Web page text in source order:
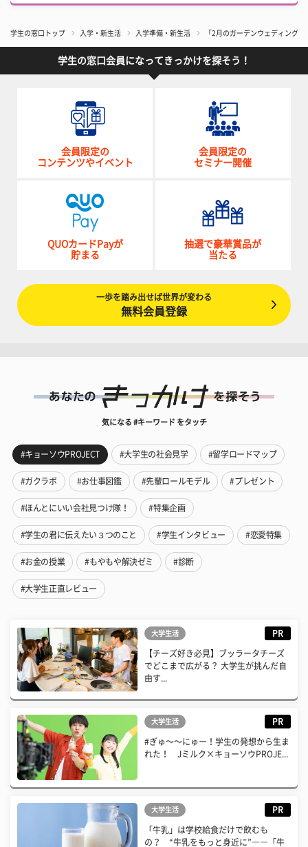
学生の窓口トップ 入学・新生活 入学準備・新生活 「2月のガーデンウェディング
学生の窓口会員になってきっかけを探そう！
会員限定の
コンテンツやイベント
会員限定の
セミナー開催
QUOカードPayが
貯まる
抽選で豪華賞品が
当たる
一歩を踏み出せば世界が変わる
無料会員登録
気になる #キーワード をタッチ
#キョーソウPROJECT #大学生の社会見学 #留学ロードマップ
#ガクラボ #お仕事図鑑 #先輩ロールモデル #プレゼント
#ほんとにいい会社見つけ隊！ #特集企画
#学生の君に伝えたい３つのこと #学生インタビュー #恋愛特集
#お金の授業 #もやもや解決ゼミ #診断
#大学生正直レビュー
大学生活 PR
【チーズ好き必見】ブッラータチーズ
でどこまで広がる？ 大学生が挑んだ自
由す...
大学生活 PR
#ぎゅ〜〜にゅー！学生の発想から生ま
れた！ Jミルク×キョーソウPROJE...
大学生活 PR
「牛乳」は学校給食だけで飲むも
の？ “牛乳をもっと身近に”――「牛